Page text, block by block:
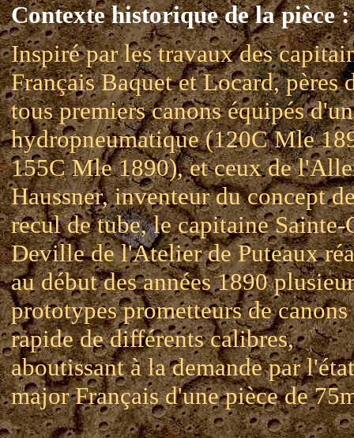
Contexte historique de la pièce :
Inspiré par les travaux des
Français Baquet et Locard, pères
tous premiers canons équipés
hydropneumatique (120C Mle
155C Mle 1890), et ceux de
Haussner, inventeur du concept
recul de tube, le capitaine Sainte-
Deville de l'Atelier de Puteaux
au début des années 1890
prototypes prometteurs de
rapide de différents calibres,
aboutissant à la demande par
major Français d'une pièce de